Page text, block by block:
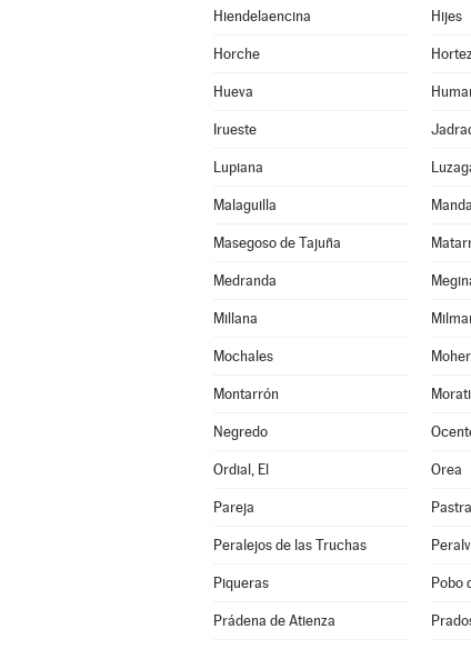
Hiendelaencina Hijes
Horche
Hueva
Irueste
Lupiana
Malaguilla
Masegoso de Tajuña
Medranda
Millana
Mochales
Montarrón
Negredo
Ordial, El Orea
Pareja
Peralejos de las Truchas
Piqueras Pobo
Prádena de Atienza